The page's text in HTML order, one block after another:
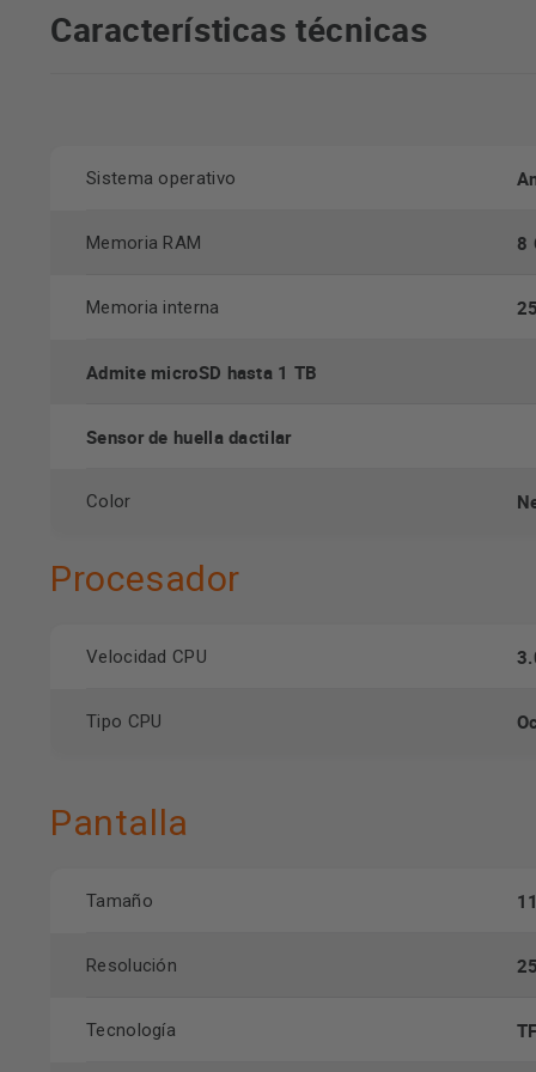
Características técnicas
Sistema operativo
Memoria RAM 8
Memoria interna
Admite microSD hasta 1 TB
Sensor de huella dactilar
Color
Procesador
Velocidad CPU
Tipo CPU
Pantalla
Tamaño
Resolución
Tecnología